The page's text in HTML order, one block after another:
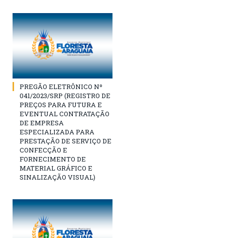
PREGÃO ELETRÔNICO Nº
041/2023/SRP (REGISTRO DE
PREÇOS PARA FUTURA E
EVENTUAL CONTRATAÇÃO
DE EMPRESA
ESPECIALIZADA PARA
PRESTAÇÃO DE SERVIÇO DE
CONFECÇÃO E
FORNECIMENTO DE
MATERIAL GRÁFICO E
SINALIZAÇÃO VISUAL)